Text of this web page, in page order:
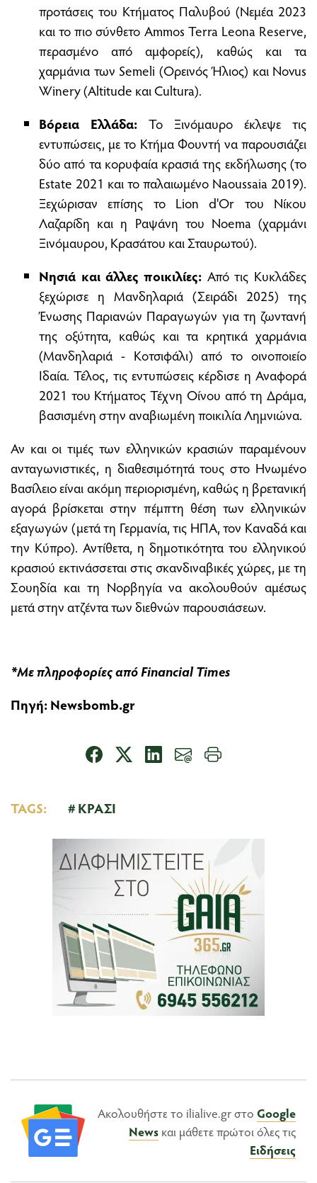
προτάσεις του Κτήματος Παλυβού (Νεμέα 2023
και το πιο σύνθετο Ammos Terra Leona Reserve,
περασμένο από αμφορείς), καθώς και τα
χαρμάνια των Semeli (Ορεινός Ήλιος) και Novus
Winery (Altitude και Cultura).
Βόρεια Ελλάδα: Το Ξινόμαυρο έκλεψε τις
εντυπώσεις, με το Κτήμα Φουντή να παρουσιάζει
δύο από τα κορυφαία κρασιά της εκδήλωσης (το
Estate 2021 και το παλαιωμένο Naoussaia 2019).
Ξεχώρισαν επίσης το Lion d'Or του Νίκου
Λαζαρίδη και η Ραψάνη του Noema (χαρμάνι
Ξινόμαυρου, Κρασάτου και Σταυρωτού).
Νησιά και άλλες ποικιλίες: Από τις Κυκλάδες
ξεχώρισε η Μανδηλαριά (Σειράδι 2025) της
Ένωσης Παριανών Παραγωγών για τη ζωντανή
της οξύτητα, καθώς και τα κρητικά χαρμάνια
(Μανδηλαριά - Κοτσιφάλι) από το οινοποιείο
Ιδαία. Τέλος, τις εντυπώσεις κέρδισε η Αναφορά
2021 του Κτήματος Τέχνη Οίνου από τη Δράμα,
βασισμένη στην αναβιωμένη ποικιλία Λημνιώνα.
Αν και οι τιμές των ελληνικών κρασιών παραμένουν
ανταγωνιστικές, η διαθεσιμότητά τους στο Ηνωμένο
Βασίλειο είναι ακόμη περιορισμένη, καθώς η βρετανική
αγορά βρίσκεται στην πέμπτη θέση των ελληνικών
εξαγωγών (μετά τη Γερμανία, τις ΗΠΑ, τον Καναδά και
την Κύπρο). Αντίθετα, η δημοτικότητα του ελληνικού
κρασιού εκτινάσσεται στις σκανδιναβικές χώρες, με τη
Σουηδία και τη Νορβηγία να ακολουθούν αμέσως
μετά στην ατζέντα των διεθνών παρουσιάσεων.
*Με πληροφορίες από Financial Times
Πηγή:Newsbomb.gr
TAGS: ΚΡΑΣΙ
Ακολουθήστε το ilialive.gr στο Google
News και μάθετε πρώτοι όλες τις
Ειδήσεις